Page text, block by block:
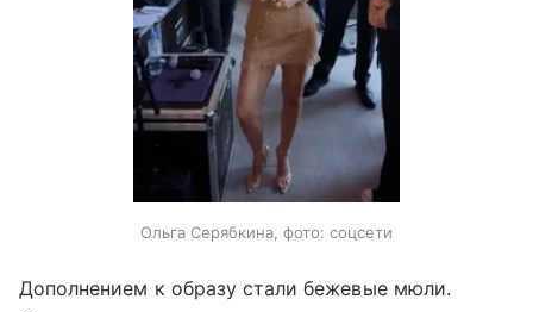
Ольга Серябкина, фото: соцсети
Дополнением к образу стали бежевые мюли.